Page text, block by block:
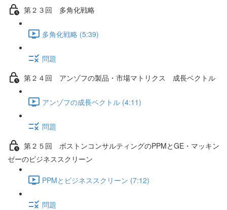
第２３回 多角化戦略
多角化戦略 (5:39)
問題
第２４回 アンゾフの製品・市場マトリクス 成長ベクトル
アンゾフの成長ベクトル (4:11)
問題
第２５回 ボストンコンサルティングのPPMとGE・マッキン
ゼーのビジネススクリーン
PPMとビジネススクリーン (7:12)
問題